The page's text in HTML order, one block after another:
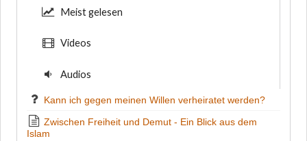
Meist gelesen
Videos
Audios
Kann ich gegen meinen Willen verheiratet werden?
Zwischen Freiheit und Demut - Ein Blick aus dem
Islam